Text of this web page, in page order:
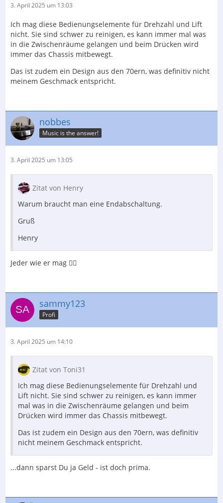
3. April 2025 um 13:03
Ich mag diese Bedienungselemente für Drehzahl und Lift
nicht. Sie sind schwer zu reinigen, es kann immer mal was
in die Zwischenräume gelangen und beim Drücken wird
immer das Chassis mitbewegt.
Das ist zudem ein Design aus den 70ern, was definitiv nicht
meinem Geschmack entspricht.
nobbes
Music is the answer!
3. April 2025 um 13:05
Zitat von Henry
Warum braucht man eine Endabschaltung.
Gruß
Henry
Jeder wie er mag 🤷‍♂️
sammy123
Profi
3. April 2025 um 14:10
Zitat von Toni31
Ich mag diese Bedienungselemente für Drehzahl und
Lift nicht. Sie sind schwer zu reinigen, es kann immer
mal was in die Zwischenräume gelangen und beim
Drücken wird immer das Chassis mitbewegt.
Das ist zudem ein Design aus den 70ern, was definitiv
nicht meinem Geschmack entspricht.
...dann sparst Du ja Geld - ist doch prima.